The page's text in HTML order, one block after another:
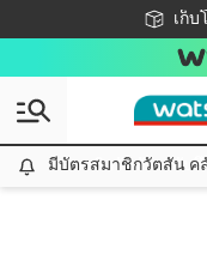
เก็
ชอปออน
ส
มีบัตรสมาชิกวัตสัน ค